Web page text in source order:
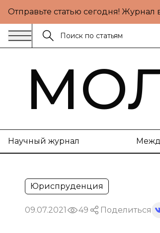
Отправьте статью сегодня! Журнал
Научный журнал
Юриспруденция
09.07.2021 49 Поделиться